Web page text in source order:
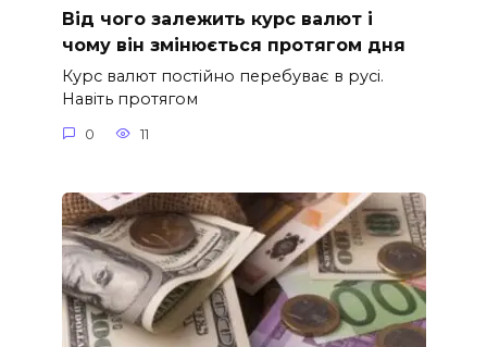
Від чого залежить курс валют і
чому він змінюється протягом дня
Курс валют постійно перебуває в русі.
Навіть протягом
0 11